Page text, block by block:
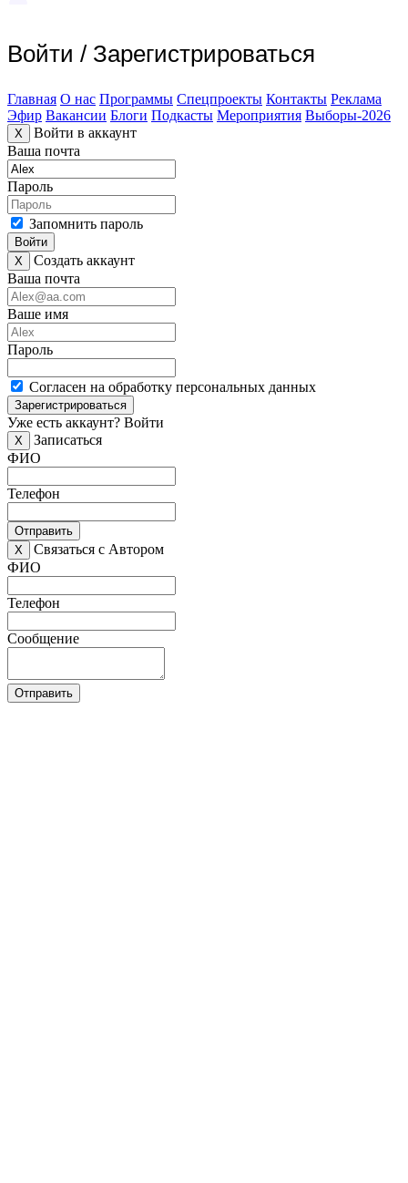
Войти / Зарегистрироваться
Главная О нас Программы Спецпроекты Контакты Реклама
Эфир Вакансии Блоги Подкасты Мероприятия Выборы-2026
X
Войти в аккаунт
Ваша почта
Пароль
Запомнить пароль
Войти
X
Создать аккаунт
Ваша почта
Ваше имя
Пароль
Согласен на обработку персональных данных
Зарегистрироваться
Уже есть аккаунт? Войти
X
Записаться
ФИО
Телефон
Отправить
X
Связаться с Автором
ФИО
Телефон
Сообщение
Отправить